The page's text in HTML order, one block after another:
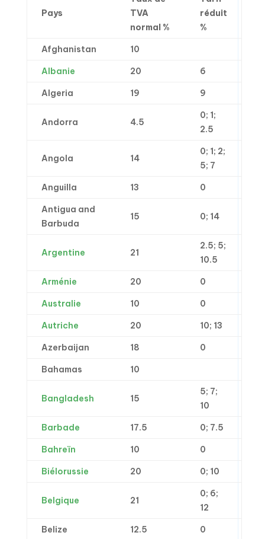
Pays
TVA
normal %
réduit
%
Afghanistan 10
Albanie 20 6
Algeria 19 9
Andorra 4.5
0; 1;
2.5
Angola 14
0; 1; 2;
5; 7
Anguilla 13 0
Antigua and
Barbuda
15 0; 14
Argentine 21
2.5; 5;
10.5
Arménie 20 0
Australie 10 0
Autriche 20 10; 13
Azerbaijan 18 0
Bahamas 10
Bangladesh 15
5; 7;
10
Barbade 17.5 0; 7.5
Bahreïn 10 0
Biélorussie 20 0; 10
Belgique 21
0; 6;
12
Belize 12.5 0